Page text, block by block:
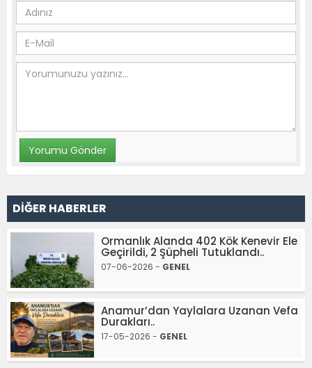
DİĞER HABERLER
Ormanlık Alanda 402 Kök Kenevir Ele
Geçirildi, 2 Şüpheli Tutuklandı..
07-06-2026 - GENEL
Anamur’dan Yaylalara Uzanan Vefa
Durakları..
17-05-2026 - GENEL